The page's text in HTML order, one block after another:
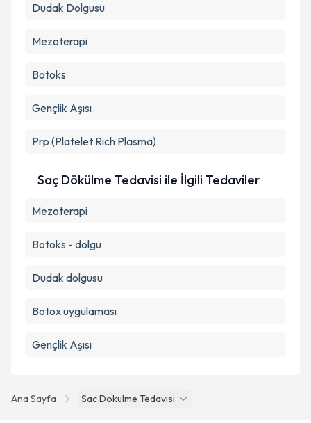
Ana Sayfa Sac Dokulme Tedavisi
Dudak Dolgusu
Mezoterapi
Botoks
Gençlik Aşısı
Prp (Platelet Rich Plasma)
Saç Dökülme Tedavisi ile İlgili Tedaviler
Mezoterapi
Botoks - dolgu
Dudak dolgusu
Botox uygulaması
Gençlik Aşısı